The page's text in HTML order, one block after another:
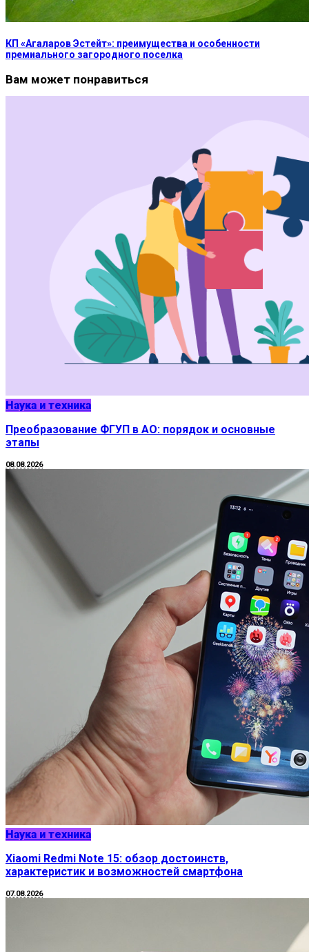
КП «Агаларов Эстейт»: преимущества и особенности
премиального загородного поселка
Вам может понравиться
Наука и техника
Преобразование ФГУП в АО: порядок и основные
этапы
08.08.2026
Наука и техника
Xiaomi Redmi Note 15: обзор достоинств,
характеристик и возможностей смартфона
07.08.2026